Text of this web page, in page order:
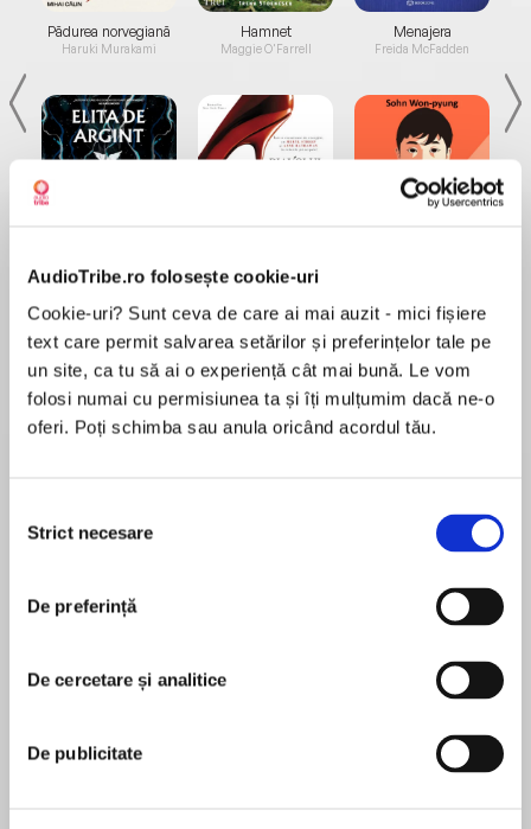
AudioTribe.ro folosește cookie-uri
Cookie-uri? Sunt ceva de care ai mai auzit - mici fișiere
text care permit salvarea setărilor și preferințelor tale pe
un site, ca tu să ai o experiență cât mai bună. Le vom
folosi numai cu permisiunea ta și îți mulțumim dacă ne-o
oferi. Poți schimba sau anula oricând acordul tău.
consimțământului
Strict necesare
De preferință
De cercetare și analitice
De publicitate
Pădurea norvegiană
Haruki Murakami
de...
Dani Francis
Hamnet
Maggie O'Farrell
la...
Lauren Weisberger
Menajera
Freida McFadden
Desprecarte
“A manual for fixing our culture…In writing that is
but need an interpreter like her to process.”—
New York Times bestselling author, acclaimed
her exploration of the meaning of love in
contemporary American society, offering
people and love.
În acest moment nu există recenzii
bell hooks
bell hookswas an influential cultural critic, feminist
theorist, and writer. Celebrated as one of